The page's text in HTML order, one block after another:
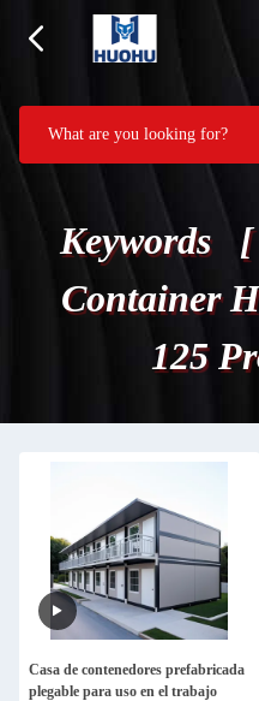
Keywords [
Container
125
Casa de contenedores prefabricada
plegable para uso en el trabajo